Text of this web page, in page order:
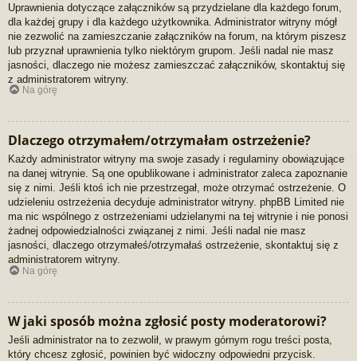
Uprawnienia dotyczące załączników są przydzielane dla każdego forum,
dla każdej grupy i dla każdego użytkownika. Administrator witryny mógł
nie zezwolić na zamieszczanie załączników na forum, na którym piszesz
lub przyznał uprawnienia tylko niektórym grupom. Jeśli nadal nie masz
jasności, dlaczego nie możesz zamieszczać załączników, skontaktuj się
z administratorem witryny.
Na górę
Dlaczego otrzymałem/otrzymałam ostrzeżenie?
Każdy administrator witryny ma swoje zasady i regulaminy obowiązujące
na danej witrynie. Są one opublikowane i administrator zaleca zapoznanie
się z nimi. Jeśli ktoś ich nie przestrzegał, może otrzymać ostrzeżenie. O
udzieleniu ostrzeżenia decyduje administrator witryny. phpBB Limited nie
ma nic wspólnego z ostrzeżeniami udzielanymi na tej witrynie i nie ponosi
żadnej odpowiedzialności związanej z nimi. Jeśli nadal nie masz
jasności, dlaczego otrzymałeś/otrzymałaś ostrzeżenie, skontaktuj się z
administratorem witryny.
Na górę
W jaki sposób można zgłosić posty moderatorowi?
Jeśli administrator na to zezwolił, w prawym górnym rogu treści posta,
który chcesz zgłosić, powinien być widoczny odpowiedni przycisk.